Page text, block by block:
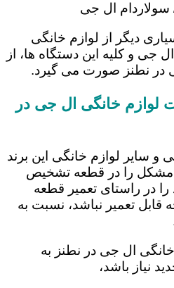
سولاردام ال جی
دیگر از لوازم خانگی
جی و کلیه این دستگاه ها، از
در نطنز صورت می گیرد.
لوازم خانگی ال جی در
سایر لوازم خانگی این برند
مشکل را در قطعه تشخیص
را در راستای تعمیر قطعه
قابل تعمیر نباشد، نسبت به
خانگی ال جی در نطنز به
نیاز باشد،